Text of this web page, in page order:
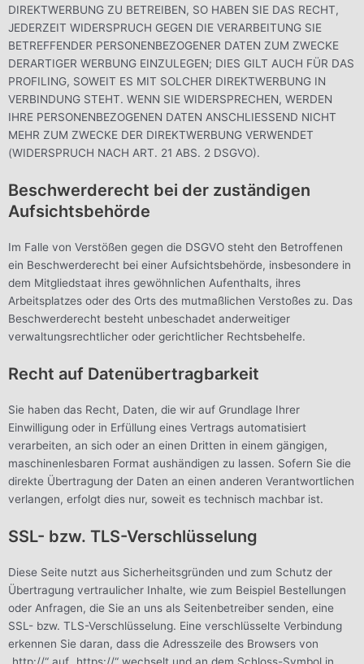
DIREKTWERBUNG ZU BETREIBEN, SO HABEN SIE DAS RECHT,
JEDERZEIT WIDERSPRUCH GEGEN DIE VERARBEITUNG SIE
BETREFFENDER PERSONENBEZOGENER DATEN ZUM ZWECKE
DERARTIGER WERBUNG EINZULEGEN; DIES GILT AUCH FÜR DAS
PROFILING, SOWEIT ES MIT SOLCHER DIREKTWERBUNG IN
VERBINDUNG STEHT. WENN SIE WIDERSPRECHEN, WERDEN
IHRE PERSONENBEZOGENEN DATEN ANSCHLIESSEND NICHT
MEHR ZUM ZWECKE DER DIREKTWERBUNG VERWENDET
(WIDERSPRUCH NACH ART. 21 ABS. 2 DSGVO).
Beschwerde­recht bei der zuständigen
Aufsichts­behörde
Im Falle von Verstößen gegen die DSGVO steht den Betroffenen
ein Beschwerderecht bei einer Aufsichtsbehörde, insbesondere in
dem Mitgliedstaat ihres gewöhnlichen Aufenthalts, ihres
Arbeitsplatzes oder des Orts des mutmaßlichen Verstoßes zu. Das
Beschwerderecht besteht unbeschadet anderweitiger
verwaltungsrechtlicher oder gerichtlicher Rechtsbehelfe.
Recht auf Daten­übertrag­barkeit
Sie haben das Recht, Daten, die wir auf Grundlage Ihrer
Einwilligung oder in Erfüllung eines Vertrags automatisiert
verarbeiten, an sich oder an einen Dritten in einem gängigen,
maschinenlesbaren Format aushändigen zu lassen. Sofern Sie die
direkte Übertragung der Daten an einen anderen Verantwortlichen
verlangen, erfolgt dies nur, soweit es technisch machbar ist.
SSL- bzw. TLS-Verschlüsselung
Diese Seite nutzt aus Sicherheitsgründen und zum Schutz der
Übertragung vertraulicher Inhalte, wie zum Beispiel Bestellungen
oder Anfragen, die Sie an uns als Seitenbetreiber senden, eine
SSL- bzw. TLS-Verschlüsselung. Eine verschlüsselte Verbindung
erkennen Sie daran, dass die Adresszeile des Browsers von
„http://“ auf „https://“ wechselt und an dem Schloss-Symbol in